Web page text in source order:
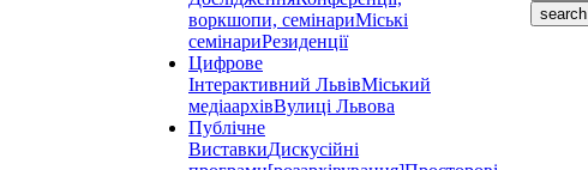
воркшопи, семінариМіські
семінариРезиденції
Цифрове
Інтерактивний ЛьвівМіський
медіаархівВулиці Львова
Публічне
ВиставкиДискусійні
search